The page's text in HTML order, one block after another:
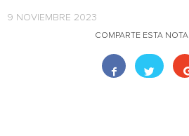
9 NOVIEMBRE 2023
COMPARTE ESTA NOTA